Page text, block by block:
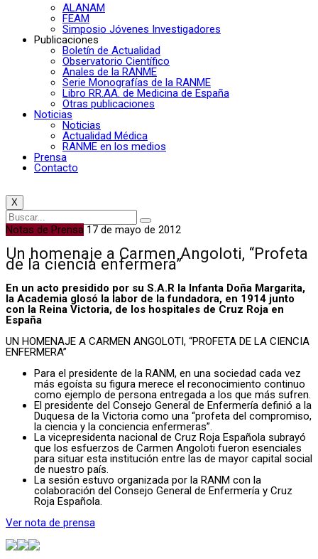
ALANAM
FEAM
Simposio Jóvenes Investigadores
Publicaciones
Boletín de Actualidad
Observatorio Científico
Anales de la RANME
Serie Monografías de la RANME
Libro RR.AA. de Medicina de España
Otras publicaciones
Noticias
Noticias
Actualidad Médica
RANME en los medios
Prensa
Contacto
X
Notas de Prensa 17 de mayo de 2012
Un homenaje a Carmen Angoloti, “Profeta
de la ciencia enfermera”
En un acto presidido por su S.A.R la Infanta Doña Margarita,
la Academia glosó la labor de la fundadora, en 1914 junto
con la Reina Victoria, de los hospitales de Cruz Roja en
España
UN HOMENAJE A CARMEN ANGOLOTI, “PROFETA DE LA CIENCIA
ENFERMERA”
Para el presidente de la RANM, en una sociedad cada vez
más egoísta su figura merece el reconocimiento continuo
como ejemplo de persona entregada a los que más sufren.
El presidente del Consejo General de Enfermería definió a la
Duquesa de la Victoria como una “profeta del compromiso,
la ciencia y la conciencia enfermeras”.
La vicepresidenta nacional de Cruz Roja Española subrayó
que los esfuerzos de Carmen Angoloti fueron esenciales
para situar esta institución entre las de mayor capital social
de nuestro país.
La sesión estuvo organizada por la RANM con la
colaboración del Consejo General de Enfermería y Cruz
Roja Española.
Ver nota de prensa